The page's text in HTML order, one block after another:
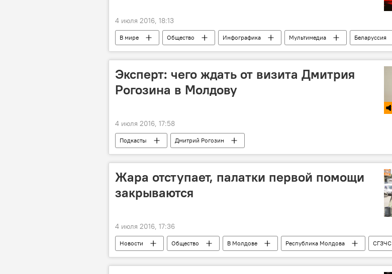
4 июля 2016, 18:13
В мире Общество Инфографика Мультимедиа
Беларуссия
Хатынь
Большие истории ЛОНГРИДЫ
Эксперт: чего ждать от визита Дмитрия
Рогозина в Молдову
4 июля 2016, 17:58
Подкасты Дмитрий Рогозин
Жара отступает, палатки первой помощи
закрываются
4 июля 2016, 17:36
Новости Общество В Молдове Республика Молдова
СГЗЧС
помощь
жара палатки Погода